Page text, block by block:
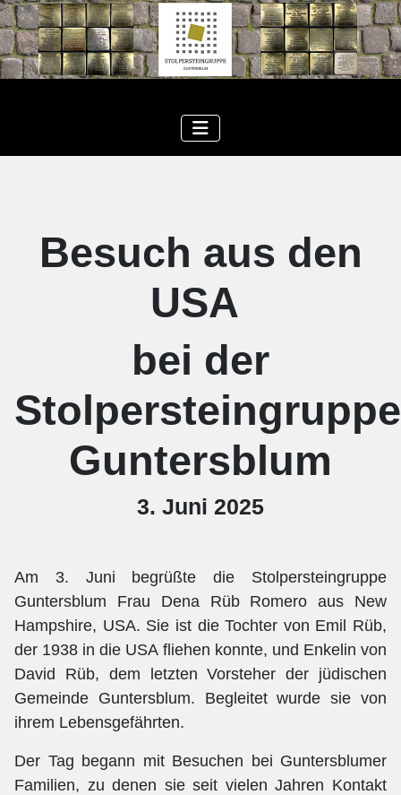
Besuch aus den
USA
bei der
Stolpersteingruppe
Guntersblum
3. Juni 2025
Am 3. Juni begrüßte die Stolpersteingruppe
Guntersblum Frau Dena Rüb Romero aus New
Hampshire, USA. Sie ist die Tochter von Emil Rüb,
der 1938 in die USA fliehen konnte, und Enkelin von
David Rüb, dem letzten Vorsteher der jüdischen
Gemeinde Guntersblum. Begleitet wurde sie von
ihrem Lebensgefährten.
Der Tag begann mit Besuchen bei Guntersblumer
Familien, zu denen sie seit vielen Jahren Kontakt